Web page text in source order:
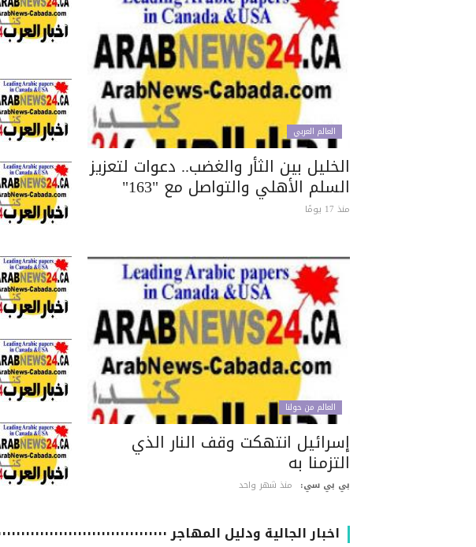
العالم العربي
الخليل بين الثأر والغضب.. دعوات لتعزيز
السلم الأهلي والتواصل مع "163"
منذ 17 يومًا
العالم من حولنا
إسرائيل انتهكت وقف النار الذي
التزمنا به
بي بي سي: منذ شهر واحد
اخبار الجالية ودليل المهاجر ٠٠٠٠٠٠٠٠٠٠٠٠٠٠٠٠٠٠٠٠٠٠٠٠٠٠٠٠٠٠٠٠٠٠٠٠٠٠٠٠٠٠٠٠٠٠٠٠٠٠٠٠٠٠٠٠٠٠٠٠٠٠